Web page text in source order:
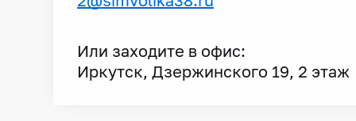
Или заходите в офис:
Иркутск, Дзержинского 19, 2 этаж